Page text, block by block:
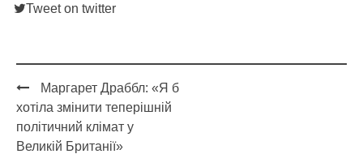
Tweet on twitter
Post
navigation
Маргарет Драббл: «Я б
хотіла змінити теперішній
політичний клімат у
Великій Британії»